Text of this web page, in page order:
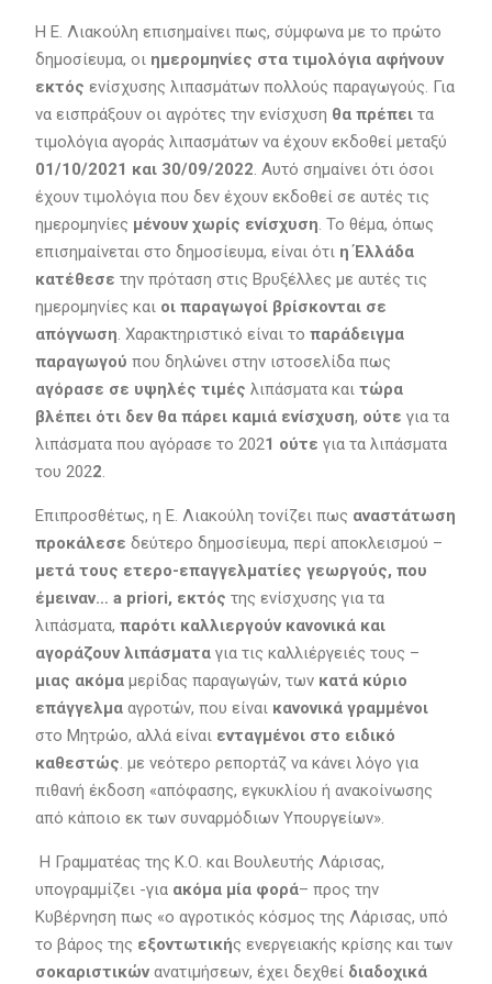
Η Ε. Λιακούλη επισημαίνει πως, σύμφωνα με το πρώτο
δημοσίευμα, οι ημερομηνίες στα τιμολόγια αφήνουν
εκτός ενίσχυσης λιπασμάτων πολλούς παραγωγούς. Για
να εισπράξουν οι αγρότες την ενίσχυση θα πρέπειτα
τιμολόγια αγοράς λιπασμάτων να έχουν εκδοθεί μεταξύ
01/10/2021 και 30/09/2022. Αυτό σημαίνει ότι όσοι
έχουν τιμολόγια που δεν έχουν εκδοθεί σε αυτές τις
ημερομηνίες μένουν χωρίς ενίσχυση. Το θέμα, όπως
επισημαίνεται στο δημοσίευμα, είναι ότι η Έλλάδα
κατέθεσε την πρόταση στις Βρυξέλλες με αυτές τις
ημερομηνίες και οι παραγωγοί βρίσκονται σε
απόγνωση. Χαρακτηριστικό είναι το παράδειγμα
παραγωγού που δηλώνει στην ιστοσελίδα πως
αγόρασε σε υψηλές τιμές λιπάσματα και τώρα
βλέπει ότι δεν θα πάρει καμιά ενίσχυση, ούτε για τα
λιπάσματα που αγόρασε το 2021 ούτε για τα λιπάσματα
του 2022.
Επιπροσθέτως, η Ε. Λιακούλη τονίζει πως αναστάτωση
προκάλεσε δεύτερο δημοσίευμα, περί αποκλεισμού –
μετά τους ετερο-επαγγελματίες γεωργούς, που
έμειναν… a priori, εκτός της ενίσχυσης για τα
λιπάσματα, παρότι καλλιεργούν κανονικά και
αγοράζουν λιπάσματαγια τις καλλιέργειές τους –
μιας ακόμα μερίδας παραγωγών, των κατά κύριο
επάγγελμα αγροτών, που είναι κανονικά γραμμένοι
στο Μητρώο, αλλά είναι ενταγμένοι στο ειδικό
καθεστώς. με νεότερο ρεπορτάζ να κάνει λόγο για
πιθανή έκδοση «απόφασης, εγκυκλίου ή ανακοίνωσης
από κάποιο εκ των συναρμόδιων Υπουργείων».
Η Γραμματέας της Κ.Ο. και Βουλευτής Λάρισας,
υπογραμμίζει -για ακόμα μία φορά– προς την
Κυβέρνηση πως «o αγροτικός κόσμος της Λάρισας, υπό
το βάρος της εξοντωτικής ενεργειακής κρίσης και των
σοκαριστικώνανατιμήσεων, έχει δεχθεί διαδοχικά